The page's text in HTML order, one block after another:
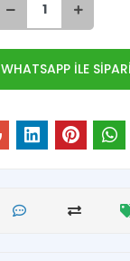
WHATSAPP İLE